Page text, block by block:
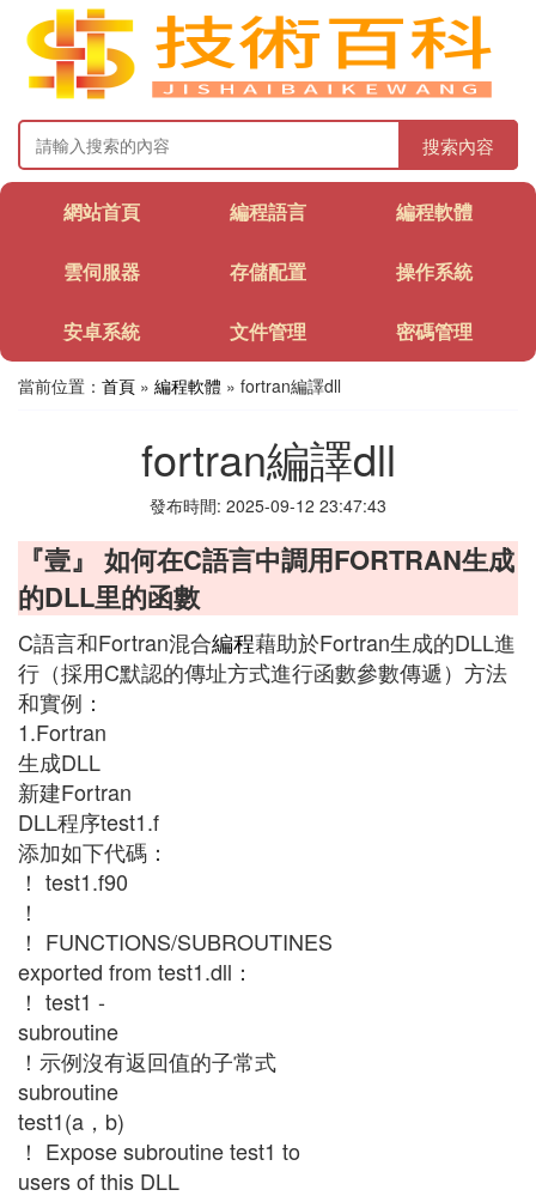
搜索內容
網站首頁 編程語言 編程軟體
雲伺服器 存儲配置 操作系統
安卓系統 文件管理 密碼管理
當前位置： 首頁 » 編程軟體 » fortran編譯dll
fortran編譯dll
發布時間: 2025-09-12 23:47:43
『壹』 如何在C語言中調用FORTRAN生成
的DLL里的函數
C語言和Fortran混合編程藉助於Fortran生成的DLL進
行（採用C默認的傳址方式進行函數參數傳遞）方法
和實例：
1.Fortran
生成DLL
新建Fortran
DLL程序test1.f
添加如下代碼：
！ test1.f90
！
！ FUNCTIONS/SUBROUTINES
exported from test1.dll：
！ test1 -
subroutine
！示例沒有返回值的子常式
subroutine
test1(a，b)
！ Expose subroutine test1 to
users of this DLL